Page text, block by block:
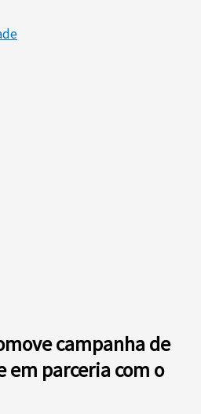
campanha de
em parceria com o